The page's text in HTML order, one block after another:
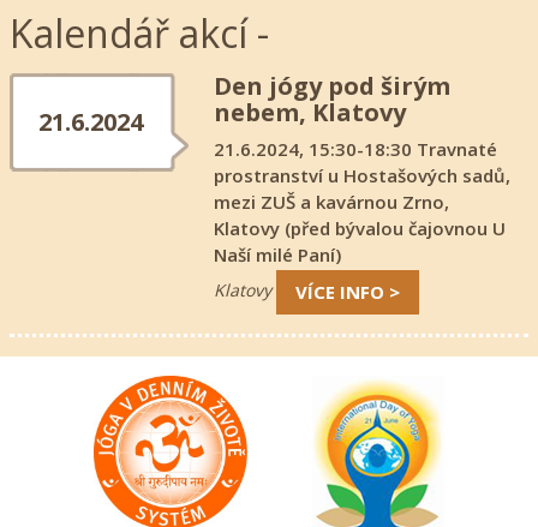
Kalendář akcí -
21.6.2024
Den jógy pod širým
nebem, Klatovy
21.6.2024, 15:30-18:30 Travnaté
prostranství u Hostašových sadů,
mezi ZUŠ a kavárnou Zrno,
Klatovy (před bývalou čajovnou U
Naší milé Paní)
Klatovy VÍCE INFO >